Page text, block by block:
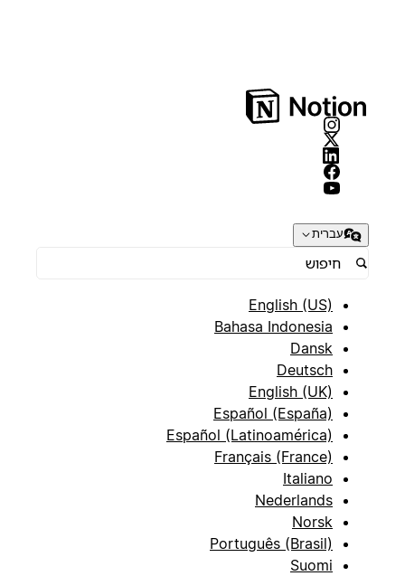
עברית
English (US)
Bahasa Indonesia
Dansk
Deutsch
English (UK)
Español (España)
Español (Latinoamérica)
Français (France)
Italiano
Nederlands
Norsk
Português (Brasil)
Suomi